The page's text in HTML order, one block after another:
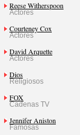
Reese Witherspoon
Actores
Courteney Cox
Actores
David Arquette
Actores
Dios
Religiosos
FOX
Cadenas TV
Jennifer Aniston
Famosas